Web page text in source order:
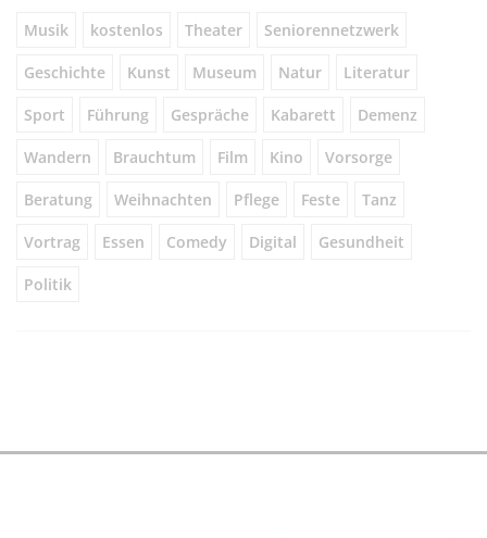
Musik kostenlos Theater Seniorennetzwerk
Geschichte Kunst Museum Natur Literatur
Sport Führung Gespräche Kabarett Demenz
Wandern Brauchtum Film Kino Vorsorge
Beratung Weihnachten Pflege Feste Tanz
Vortrag Essen Comedy Digital Gesundheit
Politik